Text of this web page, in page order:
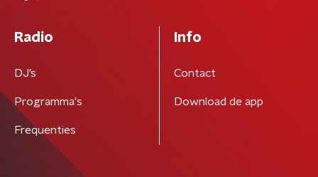
Radio
DJ’s
Programma's
Frequenties
Info
Contact
Download de app